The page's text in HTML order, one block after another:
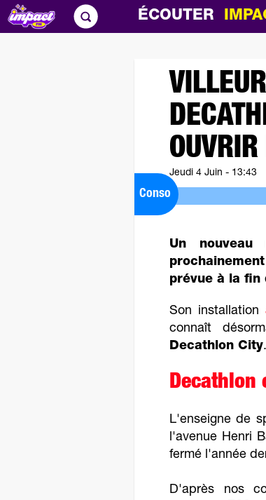
ÉCOUTER
Jeudi 4 Juin - 13:43
Conso
Un nouveau
prévue à la fin
Son installation
connaît
Decathlon City.
L'enseigne de
l'avenue Henri
fermé l'année
D'après nos